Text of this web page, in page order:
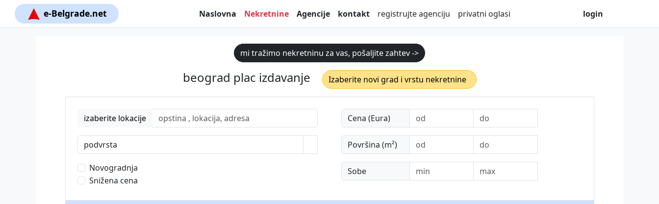
e-Belgrade.net Naslovna Nekretnine Agencije kontakt registrujte agenciju privatni oglasi login
mi tražimo nekretninu za vas, pošaljite zahtev ->
beograd plac izdavanje Izaberite novi grad i vrstu nekretnine
izaberite lokacije
podvrsta
Novogradnja
Snižena cena
Cena (Eura)
Površina (m²)
Sobe